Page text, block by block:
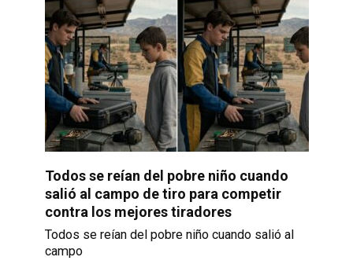
Todos se reían del pobre niño cuando
salió al campo de tiro para competir
contra los mejores tiradores
Todos se reían del pobre niño cuando salió al
campo